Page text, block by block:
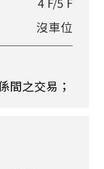
沒車位
間之交易；